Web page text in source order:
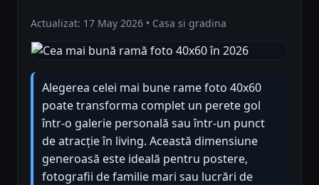
Actualizat: 17 May 2026 • Casa si gradina
Alegerea celei mai bune rame foto 40x60
poate transforma complet un perete gol
într-o galerie personală sau într-un punct
de atracție în living. Această dimensiune
generoasă este ideală pentru postere,
fotografii de familie mari sau lucrări de